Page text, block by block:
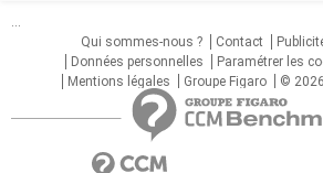
...
Qui sommes-nous ?
Contact
Données personnelles
Paramétrer les
Mentions légales
Groupe Figaro ©